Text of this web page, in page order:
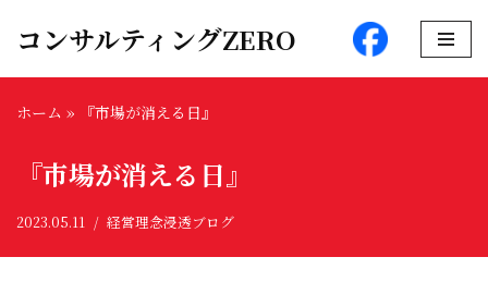
テ
ス
コンサルティングZERO
ホーム » 『市場が消える日』
『市場が消える日』
2023.05.11 経営理念浸透ブログ